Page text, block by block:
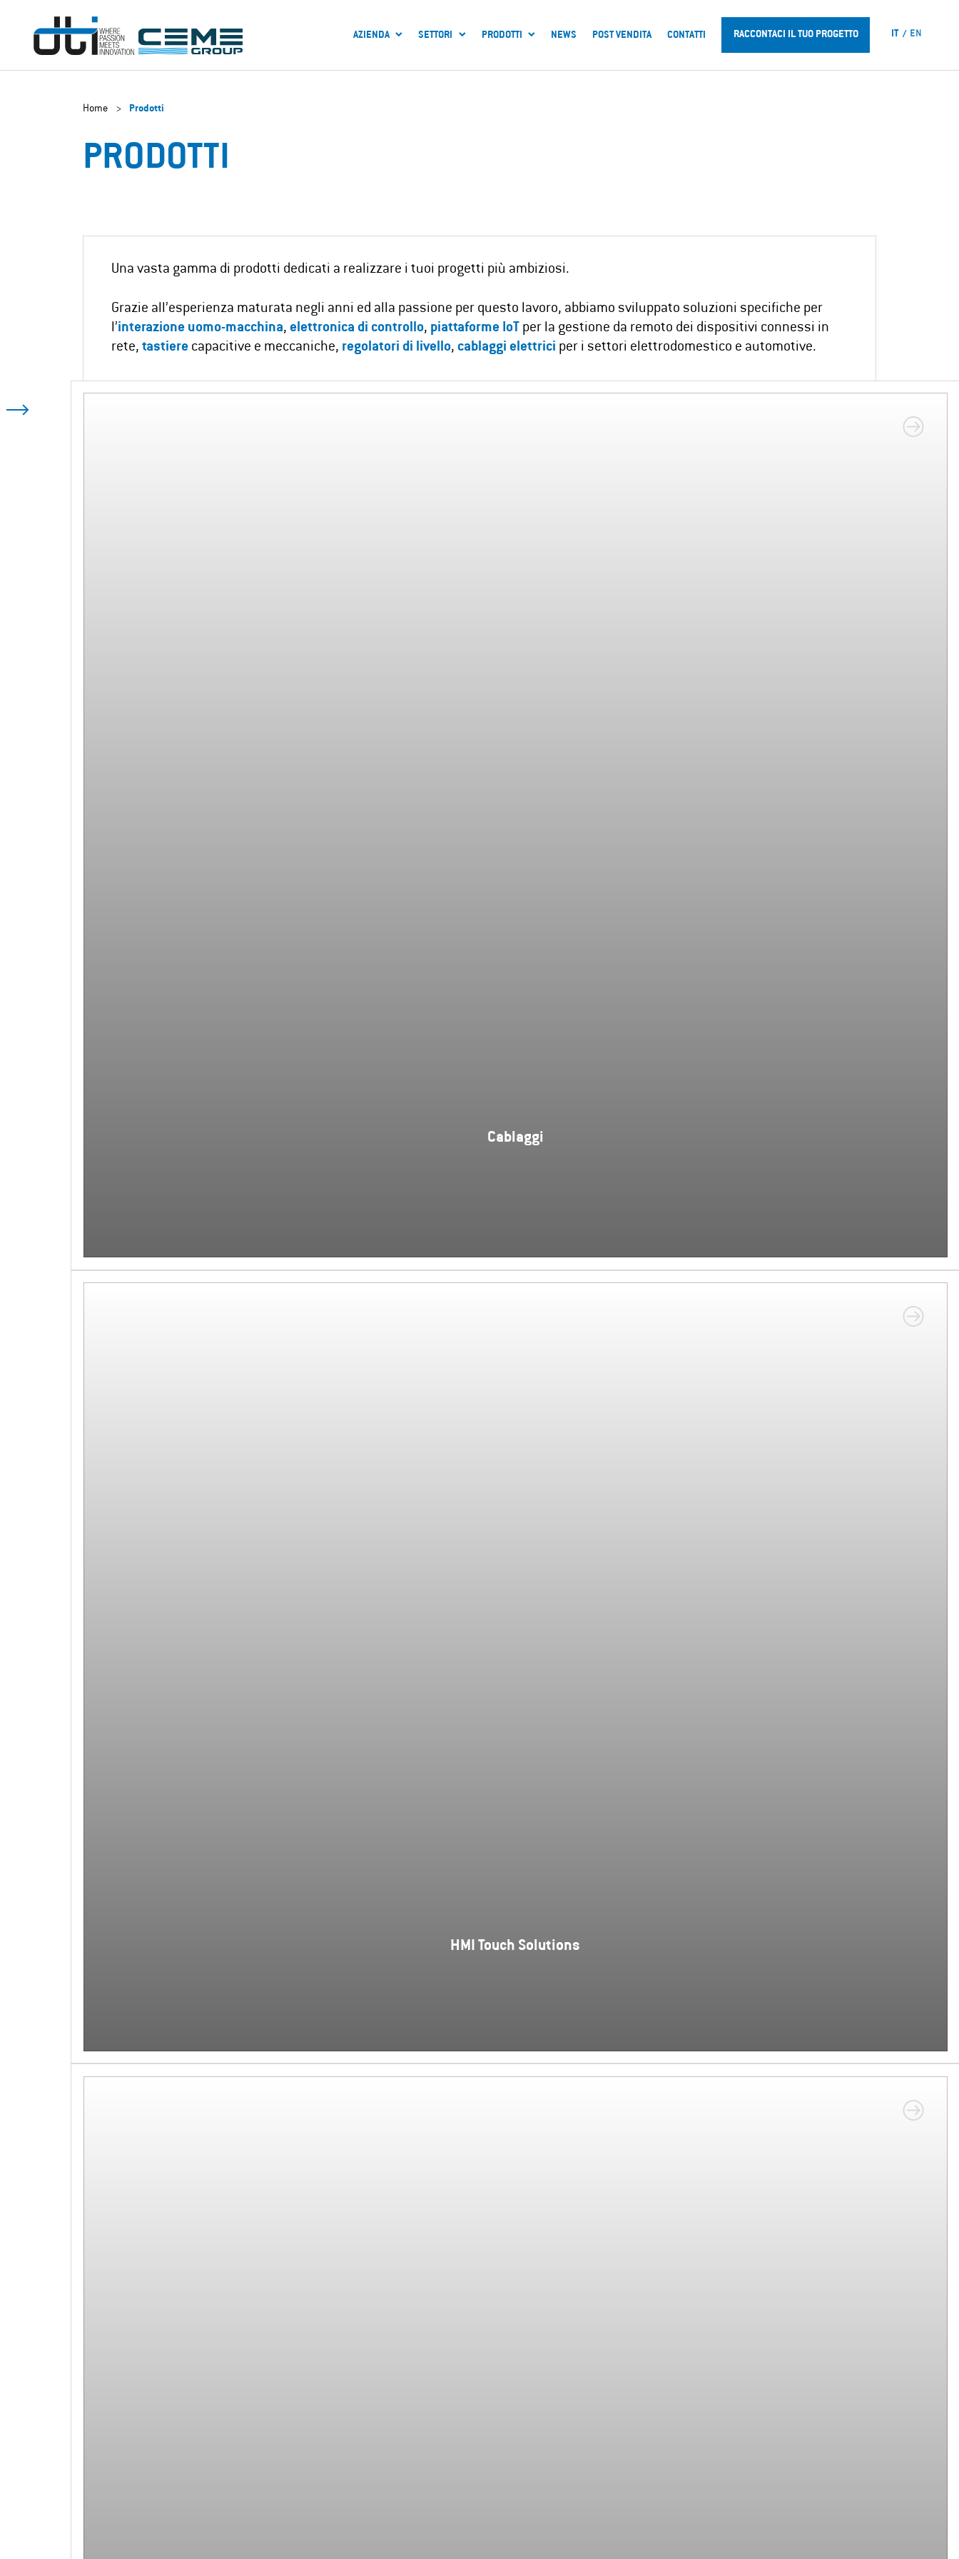
AZIENDA SETTORI PRODOTTI NEWS POST VENDITA CONTATTI RACCONTACI IL TUO PROGETTO IT EN
Home > Prodotti
PRODOTTI
Una vasta gamma di prodotti dedicati a realizzare i tuoi progetti più ambiziosi.
Grazie all’esperienza maturata negli anni ed alla passione per questo lavoro, abbiamo sviluppato soluzioni specifiche per
l’interazione uomo-macchina, elettronica di controllo, piattaforme IoT
per la gestione da remoto dei dispositivi connessi in
rete, tastierecapacitive e meccaniche, regolatori di livello, cablaggi elettrici per i settori elettrodomestico e automotive.
Cablaggi
HMI Touch Solutions